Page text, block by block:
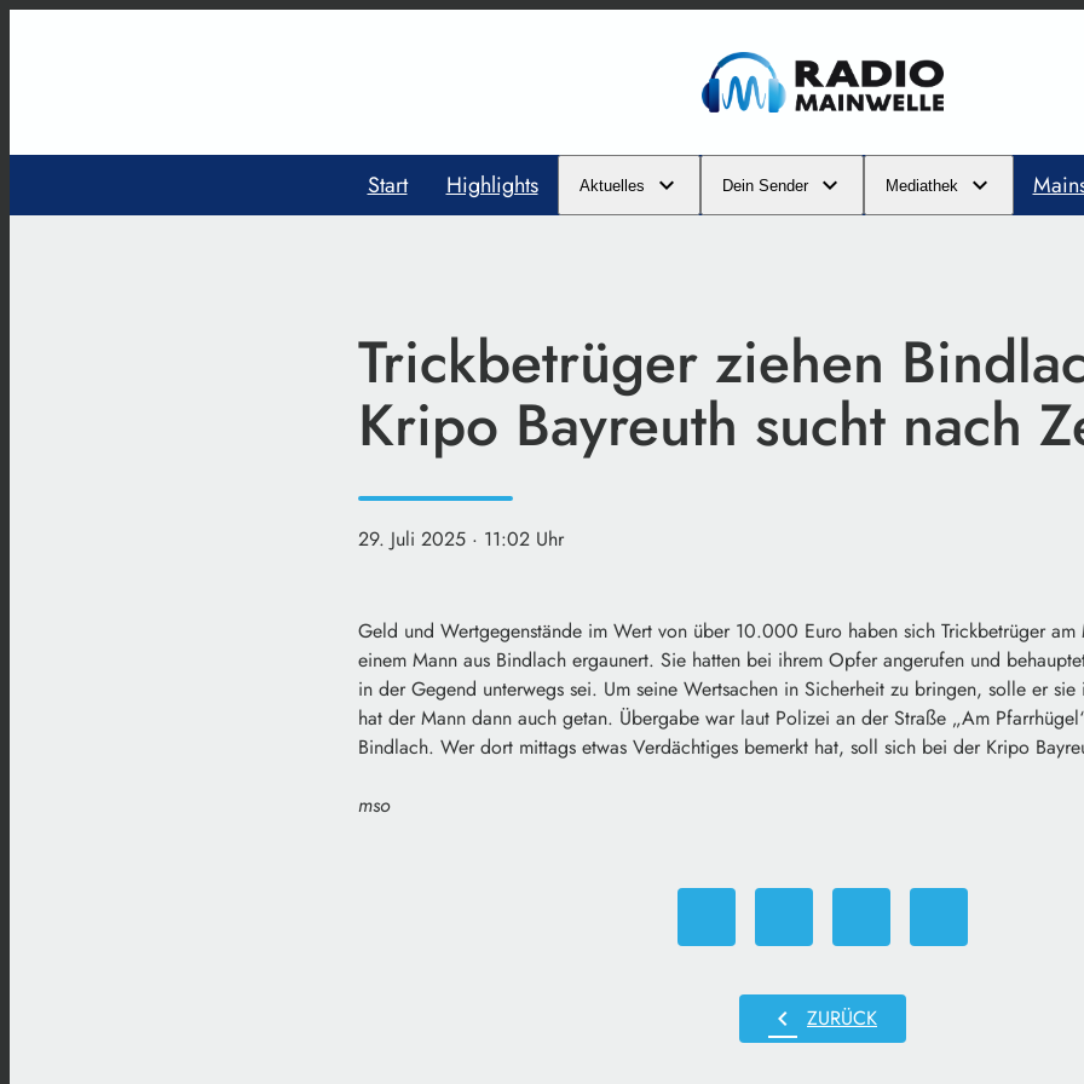
Start Highlights Aktuelles Dein Sender Mediathek
Trickbetrüger ziehen
Kripo Bayreuth sucht nach
29. Juli 2025 · 11:02 Uhr
Geld und Wertgegenstände im Wert von über 10.000 Euro haben sich Trickbetrüger
einem Mann aus Bindlach ergaunert. Sie hatten bei ihrem Opfer angerufen und
in der Gegend unterwegs sei. Um seine Wertsachen in Sicherheit zu bringen, solle er
hat der Mann dann auch getan. Übergabe war laut Polizei an der Straße „Am
Bindlach. Wer dort mittags etwas Verdächtiges bemerkt hat, soll sich bei der Kripo
mso
chevron_left ZURÜCK